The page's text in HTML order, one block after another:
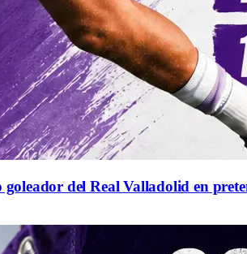
del Real Valladolid en